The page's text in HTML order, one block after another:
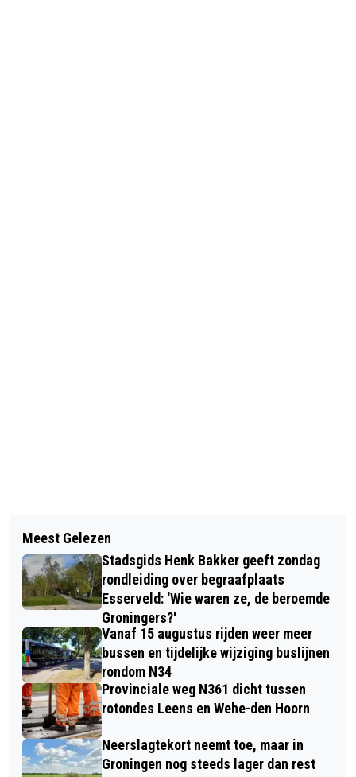
ZONNIG EN ZACHT LENTEWEER;
VOLGENDE WEEK 'ROERT MAART ZIJN
STAART'
NOORDELIJKE ZADENMARKT TE
BEZOEKEN OP SUIKERTERREIN
Meest Gelezen
Stadsgids Henk Bakker geeft zondag
rondleiding over begraafplaats
Esserveld: 'Wie waren ze, de beroemde
Groningers?'
Vanaf 15 augustus rijden weer meer
bussen en tijdelijke wijziging buslijnen
rondom N34
Provinciale weg N361 dicht tussen
rotondes Leens en Wehe-den Hoorn
Neerslagtekort neemt toe, maar in
Groningen nog steeds lager dan rest